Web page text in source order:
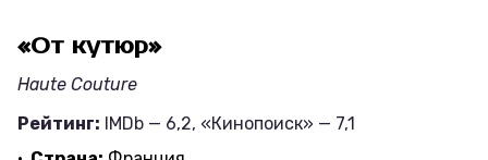
«От кутюр»
Haute Couture
Рейтинг: IMDb — 6,2, «Кинопоиск» — 7,1